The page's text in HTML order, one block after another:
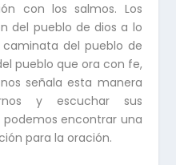
con los salmos. Los
del pueblo de dios a lo
del pueblo de
pueblo que ora con fe,
señala esta manera
y escuchar sus
podemos encontrar una
para la oración.